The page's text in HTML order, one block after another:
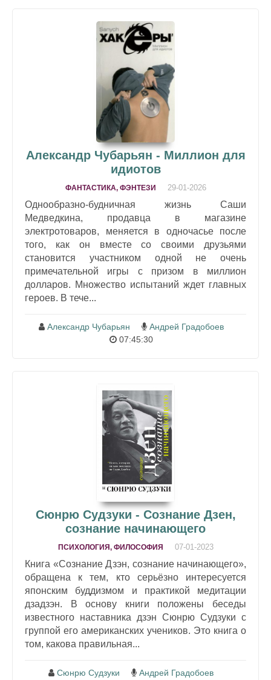
Александр Чубарьян - Миллион для
идиотов
ФАНТАСТИКА, ФЭНТЕЗИ 29-01-2026
Однообразно-будничная жизнь Саши
Медведкина, продавца в магазине
электротоваров, меняется в одночасье после
того, как он вместе со своими друзьями
становится участником одной не очень
примечательной игры с призом в миллион
долларов. Множество испытаний ждет главных
героев. В тече...
Александр Чубарьян
Андрей Градобоев
07:45:30
Сюнрю Судзуки - Сознание Дзен,
сознание начинающего
ПСИХОЛОГИЯ, ФИЛОСОФИЯ 07-01-2023
Книга «Сознание Дзэн, сознание начинающего»,
обращена к тем, кто серьёзно интересуется
японским буддизмом и практикой медитации
дзадзэн. В основу книги положены беседы
известного наставника дзэн Сюнрю Судзуки с
группой его американских учеников. Это книга о
том, какова правильная...
Сюнрю Судзуки
Андрей Градобоев